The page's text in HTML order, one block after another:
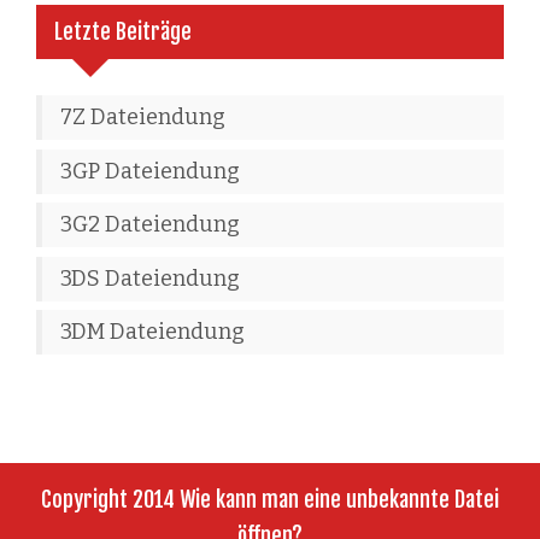
Letzte Beiträge
7Z Dateiendung
3GP Dateiendung
3G2 Dateiendung
3DS Dateiendung
3DM Dateiendung
Copyright 2014 Wie kann man eine unbekannte Datei